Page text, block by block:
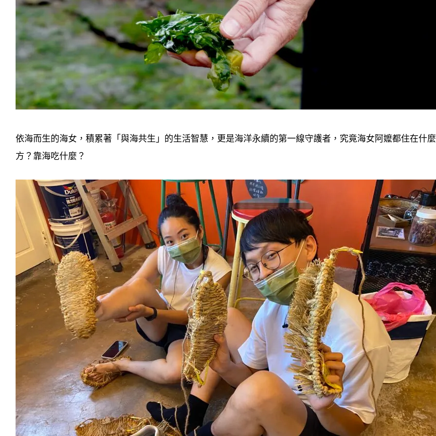
依海而生的海女，積累著「與海共生」的生活智慧，更是海洋永續的第一線守護者，究竟海女阿嬤都住在什
方？靠海吃什麼？